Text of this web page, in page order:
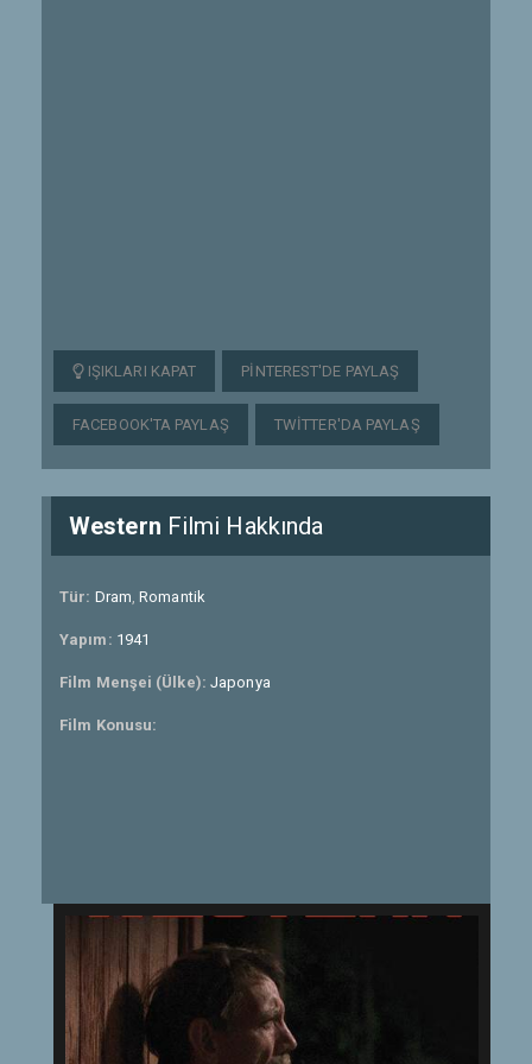
IŞIKLARI KAPAT PINTEREST'DE PAYLAŞ
FACEBOOK'TA PAYLAŞ TWITTER'DA PAYLAŞ
Western Filmi Hakkında
Tür: Dram,Romantik
Yapım: 1941
Film Menşei (Ülke): Japonya
Film Konusu: